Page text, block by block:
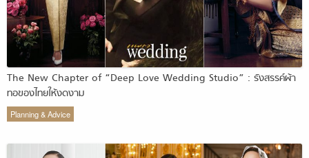
The New Chapter of “Deep Love Wedding Studio” : รังสรรค์ผ้า
ทอของไทยให้งดงาม
Planning & Advice